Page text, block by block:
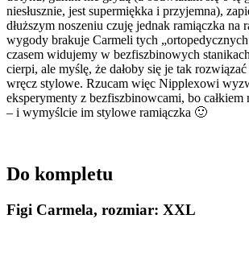
niesłusznie, jest supermiękka i przyjemna),
dłuższym noszeniu czuję jednak ramiączka na
wygody brakuje Carmeli tych
czasem widujemy w bezfiszbinowych
cierpi, ale myślę, że dałoby się je tak
wręcz stylowe. Rzucam więc Nipplexowi
eksperymenty z bezfiszbinowcami, bo całkiem
– i wymyślcie im stylowe ramiączka 🙂
Do kompletu
Figi Carmela, rozmiar: XXL